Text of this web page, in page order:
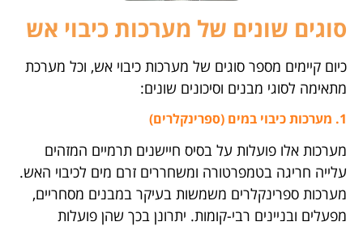
סוגים שונים של מערכות כיבוי אש
כיום קיימים מספר סוגים של מערכות כיבוי אש, וכל מערכת
מתאימה לסוגי מבנים וסיכונים שונים:
1. מערכות כיבוי במים (ספרינקלרים)
מערכות אלו פועלות על בסיס חיישנים תרמיים המזהים
עלייה חריגה בטמפרטורה ומשחררים זרם מים לכיבוי האש.
מערכות ספרינקלרים משמשות בעיקר במבנים מסחריים,
מפעלים ובניינים רבי-קומות. יתרונן בכך שהן פועלות